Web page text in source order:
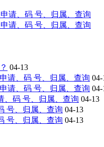
请、码 号、归属、查询
请、码 号、归属、查询
04-13
请、码 号、归属、查询 04-
请、码 号、归属、查询 04-
、码 号、归属、查询 04-13
号、归属、查询 04-13
号、归属、查询 04-13